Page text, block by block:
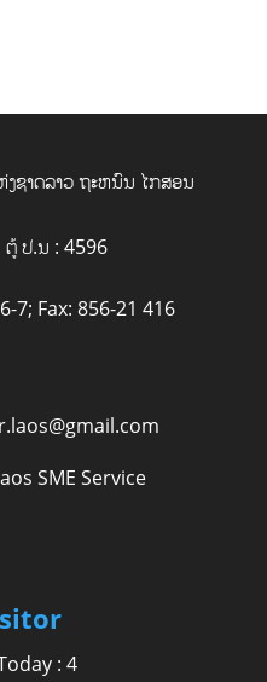
ງຊາດລາວ ຖະຫນົນ ໄກສອນ
ຕູ້ ປ.ນ : 4596
7; Fax: 856-21 416
SME Service
: 4